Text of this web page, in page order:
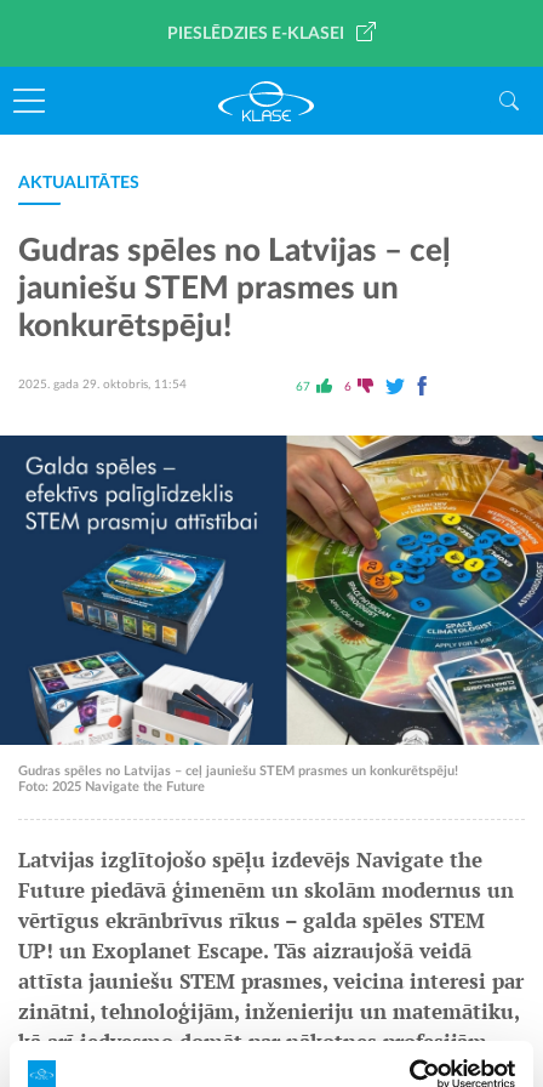
PIESLĒDZIES E-KLASEI
AKTUALITĀTES
Gudras spēles no Latvijas – ceļ
jauniešu STEM prasmes un
konkurētspēju!
2025. gada 29. oktobris, 11:54 67 6
Gudras spēles no Latvijas – ceļ jauniešu STEM prasmes un konkurētspēju!
Foto: 2025 Navigate the Future
Latvijas izglītojošo spēļu izdevējs Navigate the
Future piedāvā ģimenēm un skolām modernus un
vērtīgus ekrānbrīvus rīkus – galda spēles STEM
UP! un Exoplanet Escape. Tās aizraujošā veidā
attīsta jauniešu STEM prasmes, veicina interesi par
zinātni, tehnoloģijām, inženieriju un matemātiku,
kā arī iedvesmo domāt par nākotnes profesijām.
Piemērotas jauniešiem no 14 gadu vecuma.